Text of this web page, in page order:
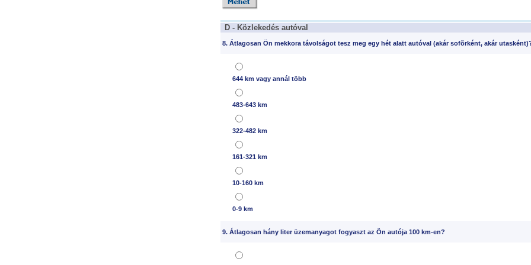
D - Közlekedés autóval
8. Átlagosan Ön mekkora távolságot tesz meg egy hét alatt autóval (akár sofõrként, akár
644 km vagy annál több
483-643 km
322-482 km
161-321 km
10-160 km
0-9 km
9. Átlagosan hány liter üzemanyagot fogyaszt az Ön autója 100 km-en?